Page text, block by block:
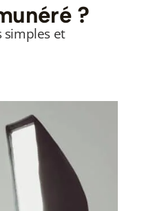
?
simples et